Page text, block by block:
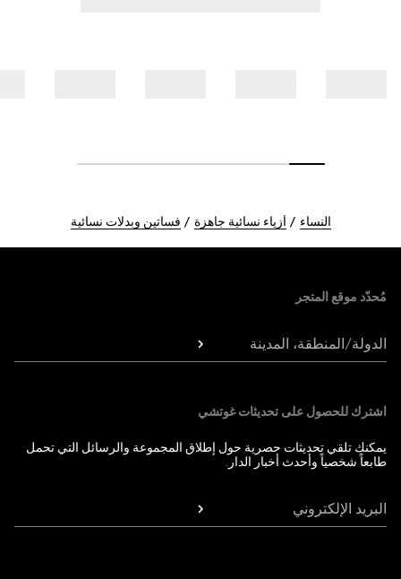
النساء أزياء نسائية جاهزة فساتين وبدلات نسائية
مُحدّد موقع المتجر
الدولة/المنطقة، المدينة
اشترك للحصول على تحديثات غوتشي
يمكنك تلقي تحديثات حصرية حول إطلاق المجموعة والرسائل التي تحمل
طابعاً شخصياً وأحدث أخبار الدار.
البريد الإلكتروني